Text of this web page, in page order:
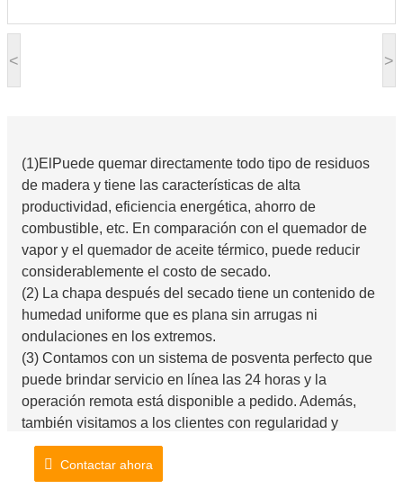
< >
(1)El Puede quemar directamente todo tipo de residuos
de madera y tiene las características de alta
productividad, eficiencia energética, ahorro de
combustible, etc. En comparación con el quemador de
vapor y el quemador de aceite térmico, puede reducir
considerablemente el costo de secado.
(2) La chapa después del secado tiene un contenido de
humedad uniforme que es plana sin arrugas ni
ondulaciones en los extremos.
(3) Contamos con un sistema de posventa perfecto que
puede brindar servicio en línea las 24 horas y la
operación remota está disponible a pedido. Además,
también visitamos a los clientes con regularidad y
proporcionamos suficiente suministro de repuestos a
tiempo.Contactar ahora